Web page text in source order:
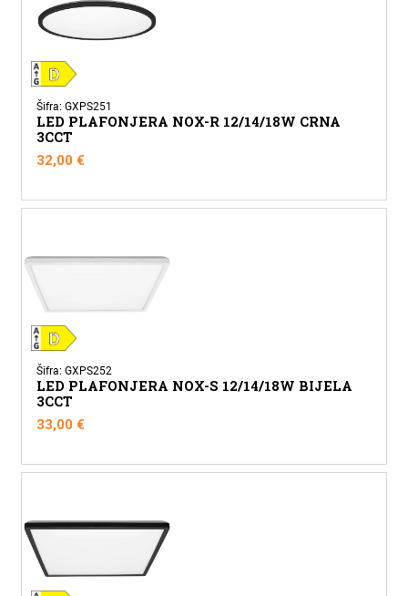
Šifra: GXPS251
LED PLAFONJERA NOX-R 12/14/18W CRNA
3CCT
32,00€
Šifra: GXPS252
LED PLAFONJERA NOX-S 12/14/18W BIJELA
3CCT
33,00€